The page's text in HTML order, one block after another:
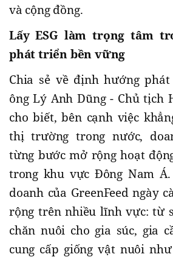
và cộng đồng.
Lấy ESG làm trọng tâm
phát triển bền vững
Chia sẻ về định hướng
ông Lý Anh Dũng - Chủ tịch
cho biết, bên cạnh việc
thị trường trong nước,
từng bước mở rộng hoạt
trong khu vực Đông Nam
doanh của GreenFeed ngày
rộng trên nhiều lĩnh vực: từ
chăn nuôi cho gia súc, gia
cung cấp giống vật nuôi